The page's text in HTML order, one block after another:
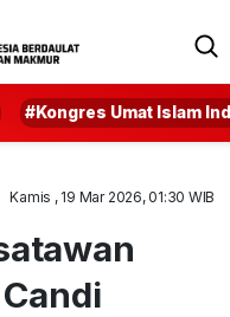
#Kongres Umat Islam
Kamis , 19 Mar 2026, 01:30 WIB